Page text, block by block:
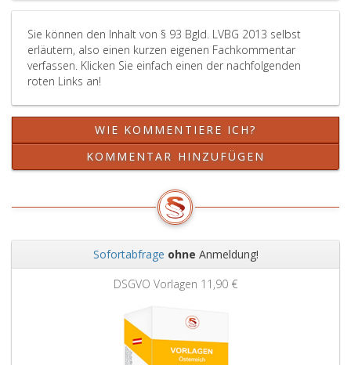
Sie können den Inhalt von § 93 Bgld. LVBG 2013 selbst
erläutern, also einen kurzen eigenen Fachkommentar
verfassen. Klicken Sie einfach einen der nachfolgenden
roten Links an!
WIE KOMMENTIERE ICH?
KOMMENTAR HINZUFÜGEN
Sofortabfrage ohne Anmeldung!
DSGVO Vorlagen 11,90 €